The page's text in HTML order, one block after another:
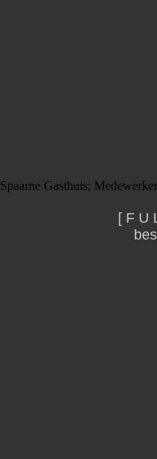
Spaarne Gasthuis;
[ F U